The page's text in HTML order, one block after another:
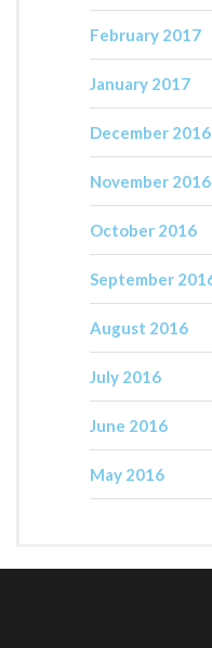
February 2017
January 2017
December 2016
November 2016
October 2016
September
August 2016
July 2016
June 2016
May 2016